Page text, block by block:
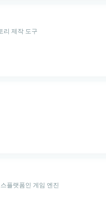
리 제작 도구
플랫폼인 게임 엔진